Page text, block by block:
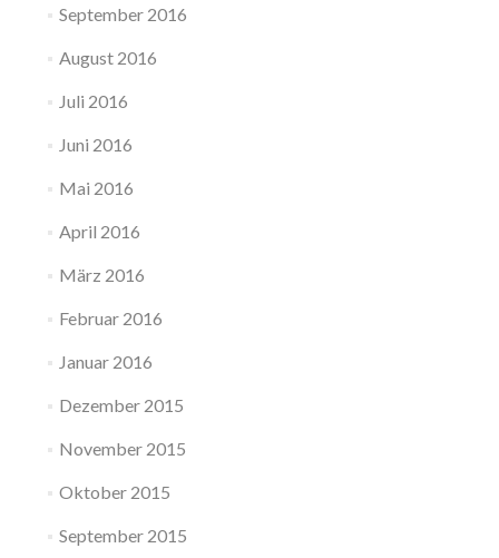
September 2016
August 2016
Juli 2016
Juni 2016
Mai 2016
April 2016
März 2016
Februar 2016
Januar 2016
Dezember 2015
November 2015
Oktober 2015
September 2015